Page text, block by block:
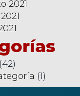
2021
(42)
(1)